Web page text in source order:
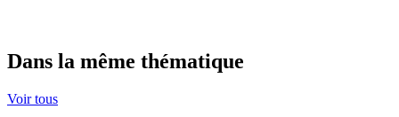
Dans la même thématique
Voir tous